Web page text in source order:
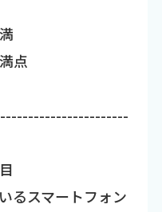
点
るスマートフォン